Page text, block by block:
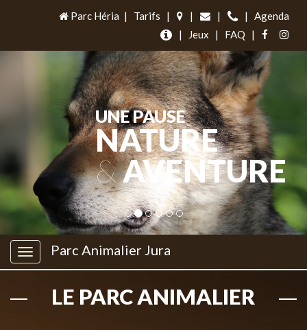
Parc Héria | Tarifs | | | |
Agenda
|
Jeux | FAQ |
UNE PAUSE
NATURE
&AVENTURE
Parc Animalier Jura
LE PARC ANIMALIER